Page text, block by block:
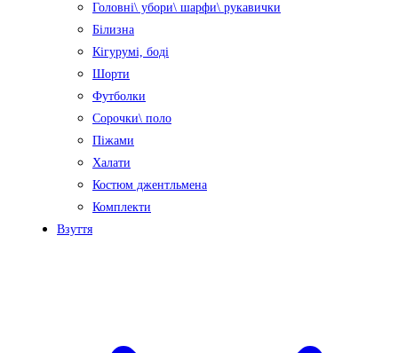
Головні\ убори\ шарфи\ рукавички
Білизна
Кігурумі, боді
Шорти
Футболки
Сорочки\ поло
Піжами
Халати
Костюм джентльмена
Комплекти
Взуття